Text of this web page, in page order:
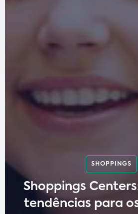
SHOPPINGS
Shoppings
tendências para